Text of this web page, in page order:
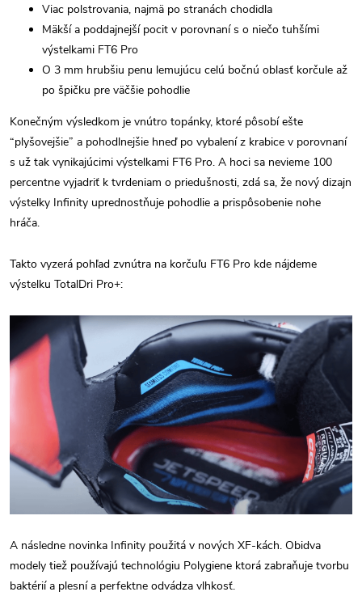
Viac polstrovania, najmä po stranách chodidla
Mäkší a poddajnejší pocit v porovnaní s o niečo tuhšími
výstelkami FT6 Pro
O 3 mm hrubšiu penu lemujúcu celú bočnú oblasť korčule až
po špičku pre väčšie pohodlie
Konečným výsledkom je vnútro topánky, ktoré pôsobí ešte
“plyšovejšie” a pohodlnejšie hneď po vybalení z krabice v porovnaní
s už tak vynikajúcimi výstelkami FT6 Pro. A hoci sa nevieme 100
percentne vyjadriť k tvrdeniam o priedušnosti, zdá sa, že nový dizajn
výstelky Infinity uprednostňuje pohodlie a prispôsobenie nohe
hráča.
Takto vyzerá pohľad zvnútra na korčuľu FT6 Pro kde nájdeme
výstelku TotalDri Pro+:
A následne novinka Infinity použitá v nových XF-kách. Obidva
modely tiež používajú technológiu Polygiene ktorá zabraňuje tvorbu
baktérií a plesní a perfektne odvádza vlhkosť.